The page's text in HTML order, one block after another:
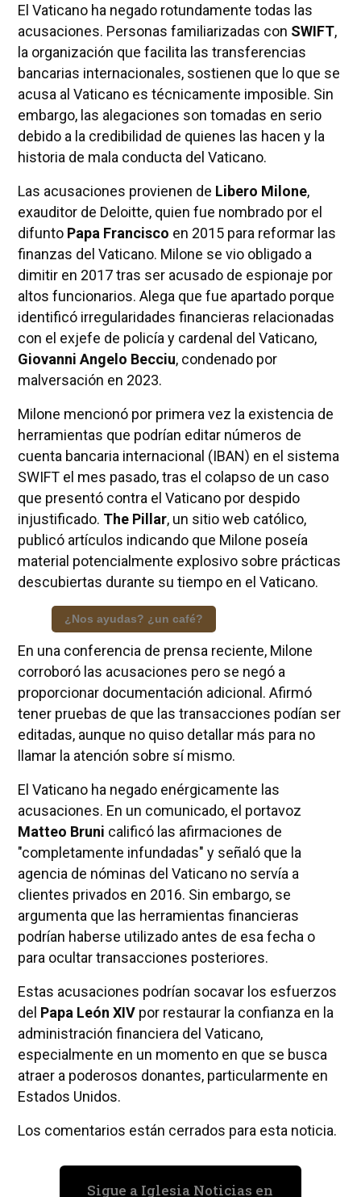
El Vaticano ha negado rotundamente todas las
acusaciones. Personas familiarizadas con SWIFT,
la organización que facilita las transferencias
bancarias internacionales, sostienen que lo que se
acusa al Vaticano es técnicamente imposible. Sin
embargo, las alegaciones son tomadas en serio
debido a la credibilidad de quienes las hacen y la
historia de mala conducta del Vaticano.
Las acusaciones provienen de Libero Milone,
exauditor de Deloitte, quien fue nombrado por el
difunto Papa Francisco en 2015 para reformar las
finanzas del Vaticano. Milone se vio obligado a
dimitir en 2017 tras ser acusado de espionaje por
altos funcionarios. Alega que fue apartado porque
identificó irregularidades financieras relacionadas
con el exjefe de policía y cardenal del Vaticano,
Giovanni Angelo Becciu, condenado por
malversación en 2023.
Milone mencionó por primera vez la existencia de
herramientas que podrían editar números de
cuenta bancaria internacional (IBAN) en el sistema
SWIFT el mes pasado, tras el colapso de un caso
que presentó contra el Vaticano por despido
injustificado. The Pillar, un sitio web católico,
publicó artículos indicando que Milone poseía
material potencialmente explosivo sobre prácticas
descubiertas durante su tiempo en el Vaticano.
¿Nos ayudas? ¿un café?
En una conferencia de prensa reciente, Milone
corroboró las acusaciones pero se negó a
proporcionar documentación adicional. Afirmó
tener pruebas de que las transacciones podían ser
editadas, aunque no quiso detallar más para no
llamar la atención sobre sí mismo.
El Vaticano ha negado enérgicamente las
acusaciones. En un comunicado, el portavoz
Matteo Bruni calificó las afirmaciones de
"completamente infundadas" y señaló que la
agencia de nóminas del Vaticano no servía a
clientes privados en 2016. Sin embargo, se
argumenta que las herramientas financieras
podrían haberse utilizado antes de esa fecha o
para ocultar transacciones posteriores.
Estas acusaciones podrían socavar los esfuerzos
del Papa León XIVpor restaurar la confianza en la
administración financiera del Vaticano,
especialmente en un momento en que se busca
atraer a poderosos donantes, particularmente en
Estados Unidos.
Los comentarios están cerrados para esta noticia.
Sigue a Iglesia Noticias en